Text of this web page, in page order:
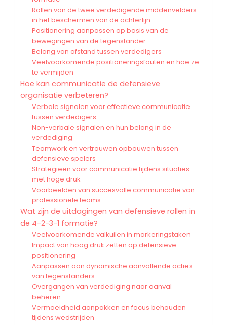
Rollen van de twee verdedigende middenvelders
in het beschermen van de achterlijn
Positionering aanpassen op basis van de
bewegingen van de tegenstander
Belang van afstand tussen verdedigers
Veelvoorkomende positioneringsfouten en hoe ze
te vermijden
Hoe kan communicatie de defensieve
organisatie verbeteren?
Verbale signalen voor effectieve communicatie
tussen verdedigers
Non-verbale signalen en hun belang in de
verdediging
Teamwork en vertrouwen opbouwen tussen
defensieve spelers
Strategieën voor communicatie tijdens situaties
met hoge druk
Voorbeelden van succesvolle communicatie van
professionele teams
Wat zijn de uitdagingen van defensieve rollen in
de 4-2-3-1 formatie?
Veelvoorkomende valkuilen in markeringstaken
Impact van hoog druk zetten op defensieve
positionering
Aanpassen aan dynamische aanvallende acties
van tegenstanders
Overgangen van verdediging naar aanval
beheren
Vermoeidheid aanpakken en focus behouden
tijdens wedstrijden